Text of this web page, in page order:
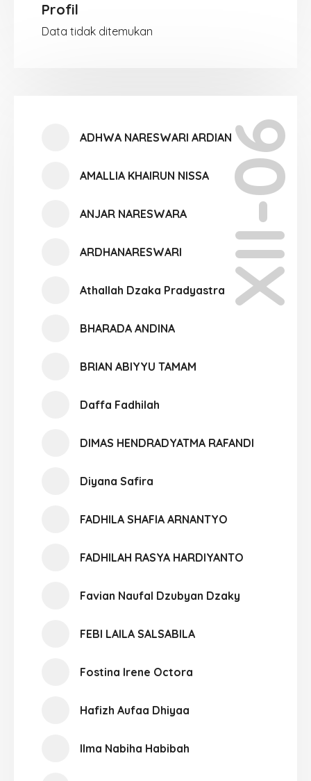
Profil
Data tidak ditemukan
XII-06
ADHWA NARESWARI ARDIAN
AMALLIA KHAIRUN NISSA
ANJAR NARESWARA
ARDHANARESWARI
Athallah Dzaka Pradyastra
BHARADA ANDINA
BRIAN ABIYYU TAMAM
Daffa Fadhilah
DIMAS HENDRADYATMA RAFANDI
Diyana Safira
FADHILA SHAFIA ARNANTYO
FADHILAH RASYA HARDIYANTO
Favian Naufal Dzubyan Dzaky
FEBI LAILA SALSABILA
Fostina Irene Octora
Hafizh Aufaa Dhiyaa
Ilma Nabiha Habibah